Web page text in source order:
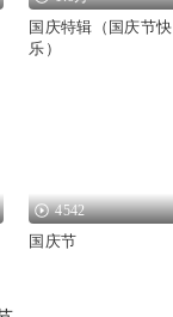
国庆特辑（国庆节快
乐）
4542
国庆节